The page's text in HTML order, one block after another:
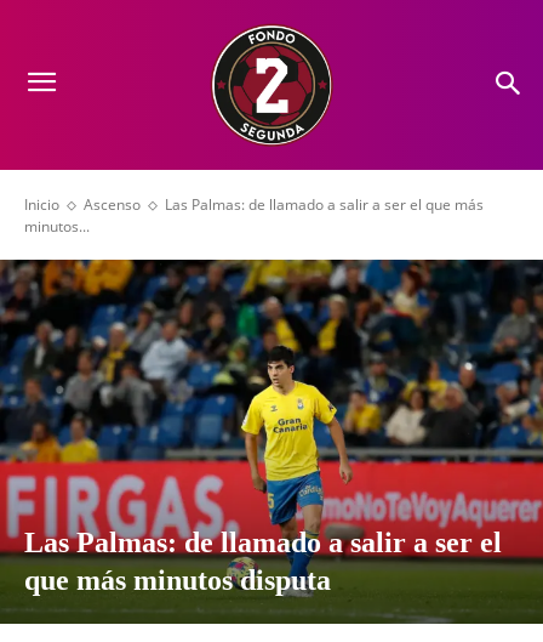
Inicio Ascenso
Las Palmas: de llamado a salir a ser el que más
minutos...
Las Palmas: de llamado a salir a ser el
que más minutos disputa